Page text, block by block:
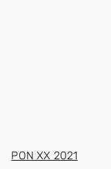
PON XX 2021